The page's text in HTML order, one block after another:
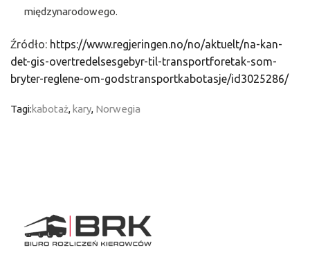
międzynarodowego.
Źródło: https://www.regjeringen.no/no/aktuelt/na-kan-
det-gis-overtredelsesgebyr-til-transportforetak-som-
bryter-reglene-om-godstransportkabotasje/id3025286/
Tagi:kabotaż, kary, Norwegia